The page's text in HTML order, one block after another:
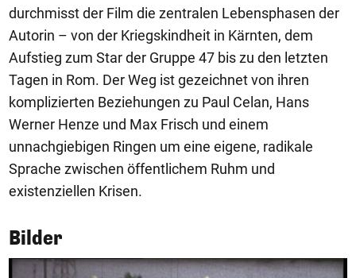
durchmisst der Film die zentralen Lebensphasen der
Autorin – von der Kriegskindheit in Kärnten, dem
Aufstieg zum Star der Gruppe 47 bis zu den letzten
Tagen in Rom. Der Weg ist gezeichnet von ihren
komplizierten Beziehungen zu Paul Celan, Hans
Werner Henze und Max Frisch und einem
unnachgiebigen Ringen um eine eigene, radikale
Sprache zwischen öffentlichem Ruhm und
existenziellen Krisen.
Bilder